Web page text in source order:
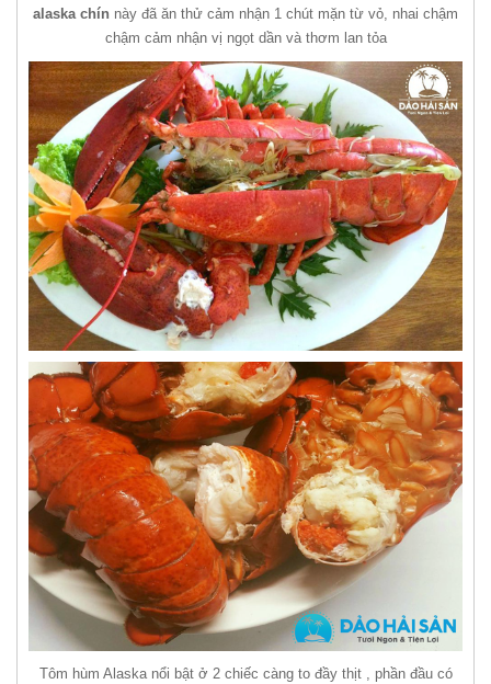
alaska chín này đã ăn thử cảm nhận 1 chút mặn từ vỏ, nhai chậm
chậm cảm nhận vị ngọt dần và thơm lan tỏa
Tôm hùm Alaska nổi bật ở 2 chiếc càng to đầy thịt , phần đầu có